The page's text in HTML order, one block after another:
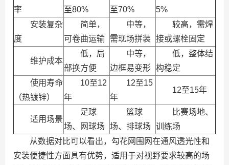
率
至80%
至70%
5%
安装复杂
度
简单，
可卷曲运输
中等，
需现场拼装
较高，需焊
接或螺栓固定
维护成本
低，局
部换方便
中等，
边框易变形
低，整体结
构稳定
使用寿命
（热镀锌）
10至12
年
12至15
年
12至15年
适用场景
足球
场、网球场
篮球
场、排球场
比赛场地、
训练场
从数据对比可以看出，勾花网围网在通风透光性和
安装便捷性方面具有优势，适用于对视野要求较高的场